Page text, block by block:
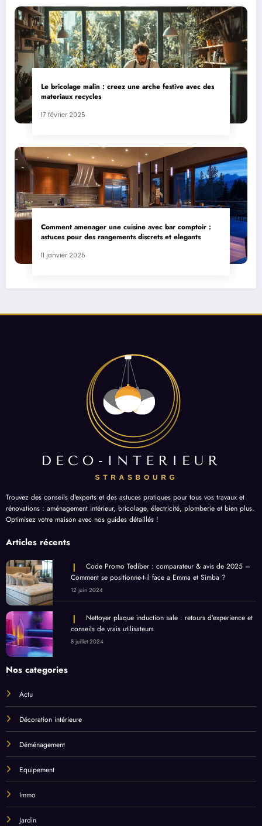
Le bricolage malin : creez une arche festive avec des
materiaux recycles
17 février 2025
Comment amenager une cuisine avec bar comptoir :
astuces pour des rangements discrets et elegants
11 janvier 2025
Trouvez des conseils d'experts et des astuces pratiques pour tous vos travaux et
rénovations : aménagement intérieur, bricolage, électricité, plomberie et bien plus.
Optimisez votre maison avec nos guides détaillés !
Articles récents
Code Promo Tediber : comparateur & avis de 2025 –
Comment se positionne-t-il face a Emma et Simba ?
12 juin 2024
Nettoyer plaque induction sale : retours d’experience et
conseils de vrais utilisateurs
8 juillet 2024
Nos categories
Actu
Décoration intérieure
Déménagement
Equipement
Immo
Jardin